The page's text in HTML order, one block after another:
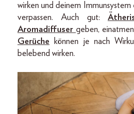
wirken und deinem
verpassen. Auch gut:
Aromadiffuser geben,
Gerüche können je nach
belebend wirken.